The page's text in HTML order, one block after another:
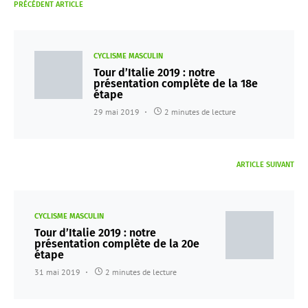
PRÉCÉDENT ARTICLE
CYCLISME MASCULIN
Tour d’Italie 2019 : notre
présentation complète de la 18e
étape
29 mai 2019 2 minutes de lecture
ARTICLE SUIVANT
CYCLISME MASCULIN
Tour d’Italie 2019 : notre
présentation complète de la 20e
étape
31 mai 2019 2 minutes de lecture